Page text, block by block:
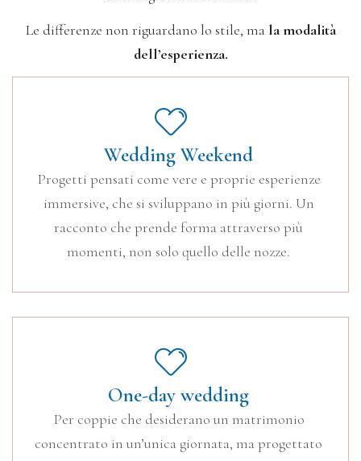
Le differenze non riguardano lo stile, ma la modalità
dell’esperienza.
Wedding Weekend
Progetti pensati come vere e proprie esperienze
immersive, che si sviluppano in più giorni. Un
racconto che prende forma attraverso più
momenti, non solo quello delle nozze.
One-day wedding
Per coppie che desiderano un matrimonio
concentrato in un’unica giornata, ma progettato